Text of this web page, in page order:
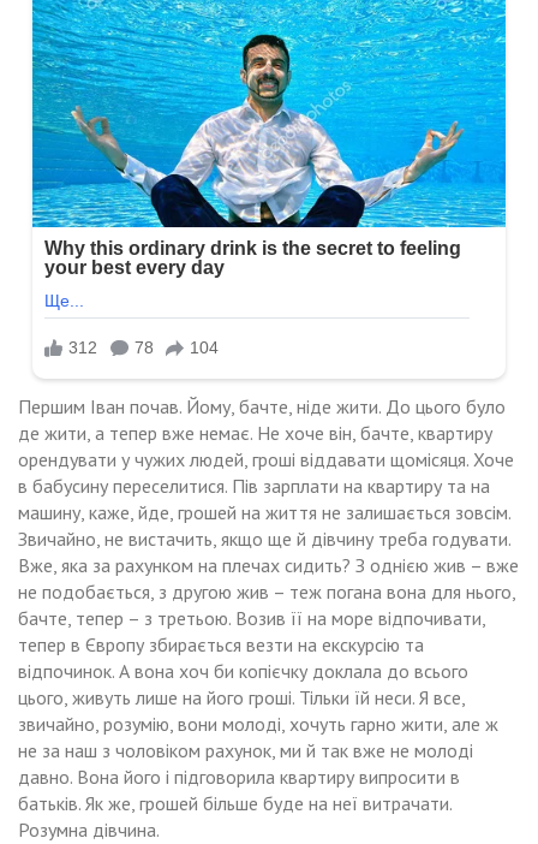
Першим Іван почав. Йому, бачте, ніде жити. До цього було
де жити, а тепер вже немає. Не хоче він, бачте, квартиру
орендувати у чужих людей, гроші віддавати щомісяця. Хоче
в бабусину переселитися. Пів зарплати на квартиру та на
машину, каже, йде, грошей на життя не залишається зовсім.
Звичайно, не вистачить, якщо ще й дівчину треба годувати.
Вже, яка за рахунком на плечах сидить? З однією жив – вже
не подобається, з другою жив – теж погана вона для нього,
бачте, тепер – з третьою. Возив її на море відпочивати,
тепер в Європу збирається везти на екскурсію та
відпочинок. А вона хоч би копієчку доклала до всього
цього, живуть лише на його гроші. Тільки їй неси. Я все,
звичайно, розумію, вони молоді, хочуть гарно жити, але ж
не за наш з чоловіком рахунок, ми й так вже не молоді
давно. Вона його і підговорила квартиру випросити в
батьків. Як же, грошей більше буде на неї витрачати.
Розумна дівчина.